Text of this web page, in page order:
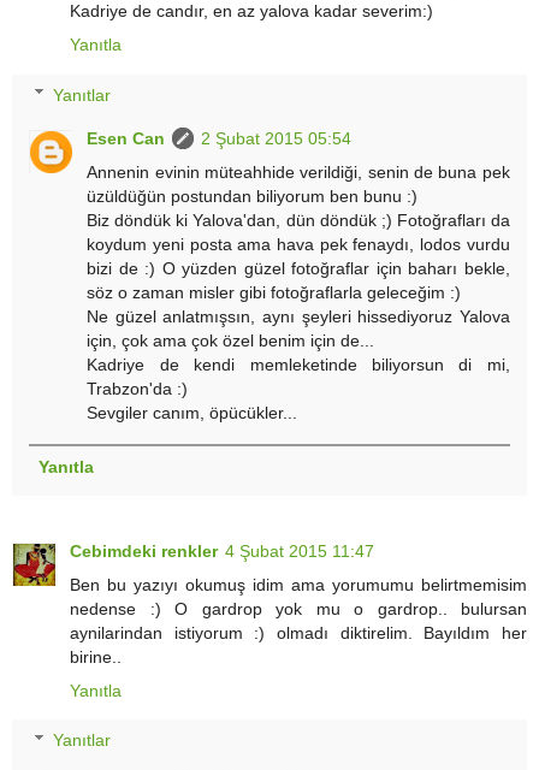
Kadriye de candır, en az yalova kadar severim:)
Yanıtla
Yanıtlar
Esen Can
2 Şubat 2015 05:54
Annenin evinin müteahhide verildiği, senin de buna pek
üzüldüğün postundan biliyorum ben bunu :)
Biz döndük ki Yalova'dan, dün döndük ;) Fotoğrafları da
koydum yeni posta ama hava pek fenaydı, lodos vurdu
bizi de :) O yüzden güzel fotoğraflar için baharı bekle,
söz o zaman misler gibi fotoğraflarla geleceğim :)
Ne güzel anlatmışsın, aynı şeyleri hissediyoruz Yalova
için, çok ama çok özel benim için de...
Kadriye de kendi memleketinde biliyorsun di mi,
Trabzon'da :)
Sevgiler canım, öpücükler...
Yanıtla
Cebimdeki renkler 4 Şubat 2015 11:47
Ben bu yazıyı okumuş idim ama yorumumu belirtmemisim
nedense :) O gardrop yok mu o gardrop.. bulursan
aynilarindan istiyorum :) olmadı diktirelim. Bayıldım her
birine..
Yanıtla
Yanıtlar